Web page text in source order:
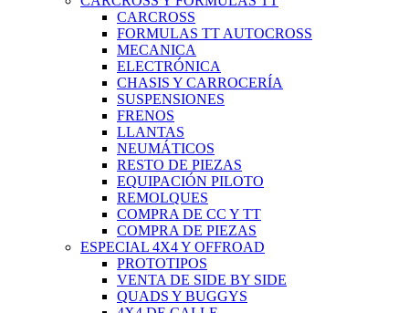
CARCROSS
FORMULAS TT AUTOCROSS
MECANICA
ELECTRÓNICA
CHASIS Y CARROCERÍA
SUSPENSIONES
FRENOS
LLANTAS
NEUMÁTICOS
RESTO DE PIEZAS
EQUIPACIÓN PILOTO
REMOLQUES
COMPRA DE CC Y TT
COMPRA DE PIEZAS
ESPECIAL 4X4 Y OFFROAD
PROTOTIPOS
VENTA DE SIDE BY SIDE
QUADS Y BUGGYS